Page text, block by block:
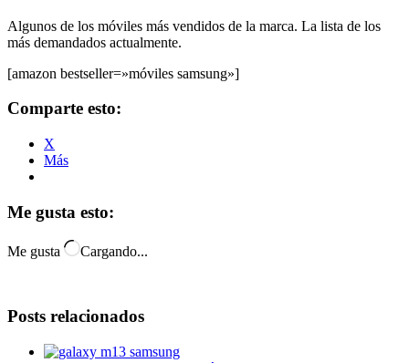
Algunos de los móviles más vendidos de la marca. La lista de los
más demandados actualmente.
[amazon bestseller=»móviles samsung»]
Comparte esto:
X
Más
Me gusta esto:
Me gusta Cargando...
Posts relacionados